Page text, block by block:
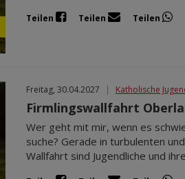
Teilen Teilen Teilen
Freitag, 30.04.2027 | Katholische
Firmlingswallfahrt
Wer geht mit mir, wenn es
suche? Gerade in turbulenten
Wallfahrt sind Jugendliche und